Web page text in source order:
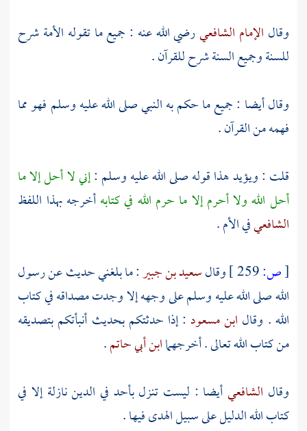
وقال الإمام الشافعيرضي الله عنه : جميع ما تقوله الأمة شرح
للسنة وجميع السنة شرح للقرآن .
وقال أيضا : جميع ما حكم به النبي صلى الله عليه وسلم فهو مما
فهمه من القرآن .
قلت : ويؤيد هذا قوله صلى الله عليه وسلم :إني لا أحل إلا ما
أحل الله ولا أحرم إلا ما حرم الله في كتابهأخرجه بهذا اللفظ
الشافعيفي الأم .
[ص: وقالسعيد بن جبير: ما بلغني حديث عن رسول
الله صلى الله عليه وسلم على وجهه إلا وجدت مصداقه في كتاب
الله . وقال ابن مسعود : إذا حدثتكم بحديث أنبأتكم بتصديقه
من كتاب الله تعالى . أخرجهماابن أبي حاتم.
وقال الشافعيأيضا : ليست تنزل بأحد في الدين نازلة إلا في
كتاب الله الدليل على سبيل الهدى فيها .